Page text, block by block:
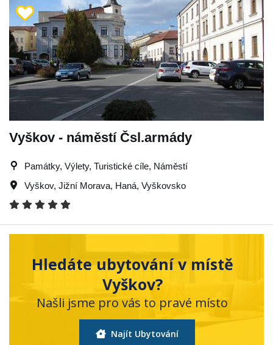
Vyškov - náměstí Čsl.armády
Památky, Výlety, Turistické cíle, Náměstí
Vyškov, Jižní Morava, Haná, Vyškovsko
Hledáte ubytování v místě
Vyškov?
Našli jsme pro vás to pravé místo
Najít Ubytování